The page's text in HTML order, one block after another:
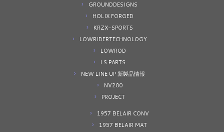
GROUNDDESIGNS
HOLIX FORGED
KRZX-SPORTS
LOWRIDERTECHNOLOGY
LOWROD
LS PARTS
NEW LINE UP 新製品情報
NV200
PROJECT
1957 BELAIR CONV
1957 BELAIR MAT